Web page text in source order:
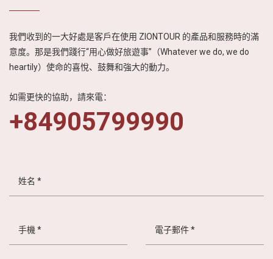
我們收到的一大好處是客戶在使用 ZIONTOUR 的產品和服務時的滿
意度。那是我們踐行“用心做好旅遊事”（Whatever we do, we do
heartily）使命的喜悅、鼓舞和強大的動力。
如需更快的協助，請來電：
+84905799990